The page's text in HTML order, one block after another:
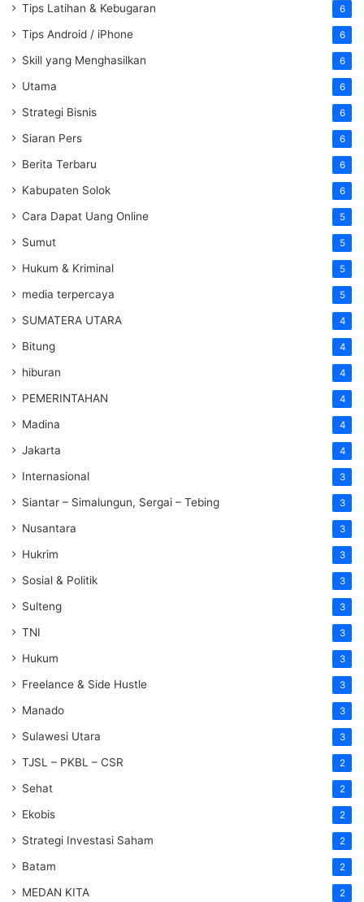
Tips Latihan & Kebugaran 6
Tips Android / iPhone 6
Skill yang Menghasilkan 6
Utama 6
Strategi Bisnis 6
Siaran Pers 6
Berita Terbaru 6
Kabupaten Solok 6
Cara Dapat Uang Online 5
Sumut 5
Hukum & Kriminal 5
media terpercaya 5
SUMATERA UTARA 4
Bitung 4
hiburan 4
PEMERINTAHAN 4
Madina 4
Jakarta 4
Internasional 3
Siantar – Simalungun, Sergai – Tebing 3
Nusantara 3
Hukrim 3
Sosial & Politik 3
Sulteng 3
TNI 3
Hukum 3
Freelance & Side Hustle 3
Manado 3
Sulawesi Utara 3
TJSL – PKBL – CSR 2
Sehat 2
Ekobis 2
Strategi Investasi Saham 2
Batam 2
MEDAN KITA 2